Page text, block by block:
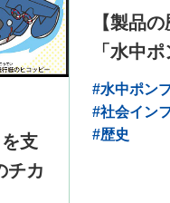
支
チカ
【製品
「水中ポ
#水中ポン
#社会イン
#歴史